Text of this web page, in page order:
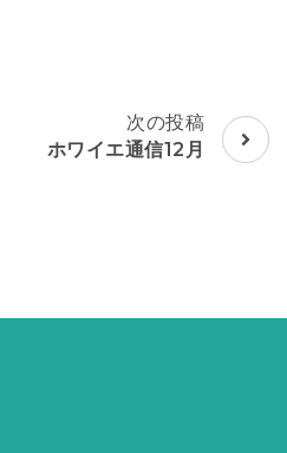
次の投稿
ホワイエ通信12月